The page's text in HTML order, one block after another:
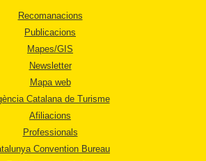
Recomanacions
Publicacions
Mapes/GIS
Newsletter
Mapa web
Catalana de Turisme
Afiliacions
Professionals
Convention Bureau